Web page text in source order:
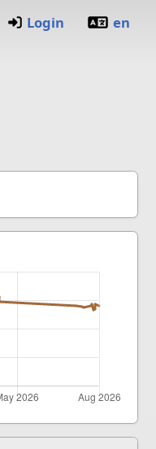
Login en